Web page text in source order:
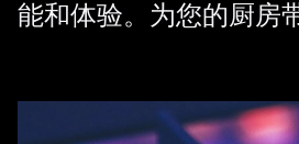
能和体验。为您的厨房